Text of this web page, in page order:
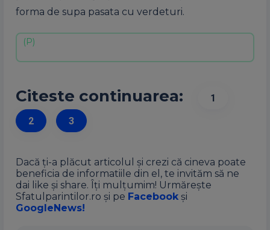
forma de supa pasata cu verdeturi.
Citeste continuarea:
1
2
3
Dacă ți-a plăcut articolul și crezi că cineva poate
beneficia de informatiile din el, te invităm să ne
dai like și share. Îți mulțumim! Urmărește
Sfatulparintilor.ro și pe Facebook și
GoogleNews!